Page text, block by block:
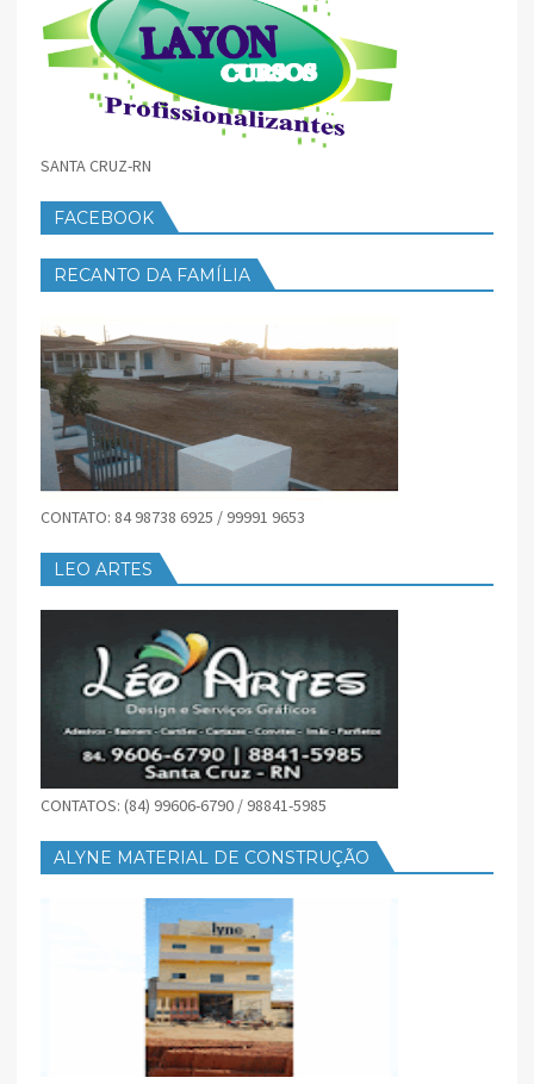
SANTA CRUZ-RN
FACEBOOK
RECANTO DA FAMÍLIA
CONTATO: 84 98738 6925 / 99991 9653
LEO ARTES
CONTATOS: (84) 99606-6790 / 98841-5985
ALYNE MATERIAL DE CONSTRUÇÃO